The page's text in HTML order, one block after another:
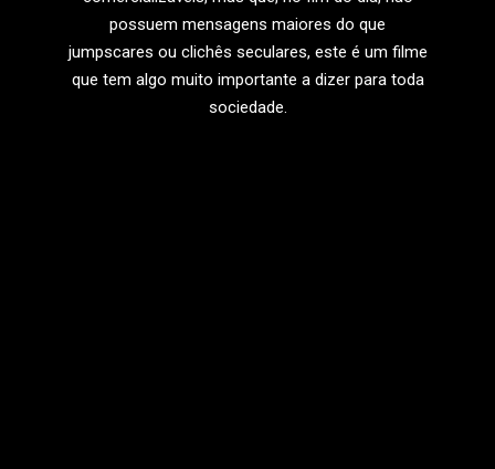
possuem mensagens maiores do que
jumpscares ou clichês seculares, este é um filme
que tem algo muito importante a dizer para toda
sociedade.